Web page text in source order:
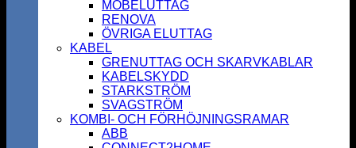
MÖBELUTTAG
RENOVA
ÖVRIGA ELUTTAG
KABEL
GRENUTTAG OCH SKARVKABLAR
KABELSKYDD
STARKSTRÖM
SVAGSTRÖM
KOMBI- OCH FÖRHÖJNINGSRAMAR
ABB